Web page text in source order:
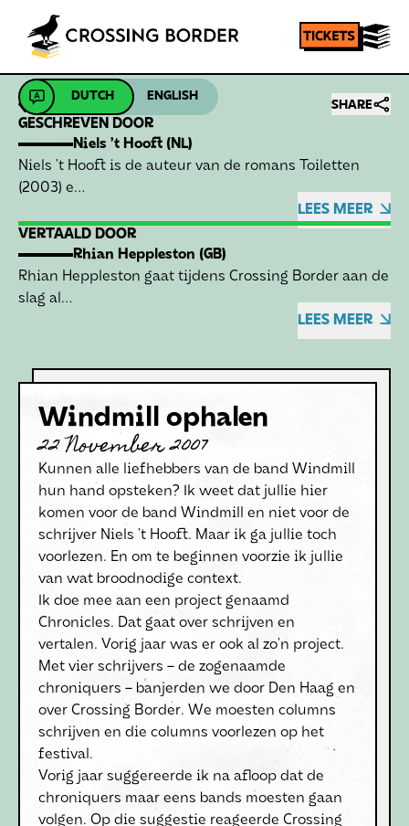
Homepage SHARE
DUTCH ENGLISH
GESCHREVEN DOOR
Niels ’t Hooft (NL)
Niels ’t Hooft is de auteur van de romans Toiletten
(2003) e…
LEES MEER
VERTAALD DOOR
Rhian Heppleston (GB)
Rhian Heppleston gaat tijdens Crossing Border aan de
slag al…
LEES MEER
Windmill ophalen
22 November 2007
Kunnen alle liefhebbers van de band Windmill
hun hand opsteken? Ik weet dat jullie hier
komen voor de band Windmill en niet voor de
schrijver Niels ’t Hooft. Maar ik ga jullie toch
voorlezen. En om te beginnen voorzie ik jullie
van wat broodnodige context.
Ik doe mee aan een project genaamd
Chronicles. Dat gaat over schrijven en
vertalen. Vorig jaar was er ook al zo’n project.
Met vier schrijvers – de zogenaamde
chroniquers – banjerden we door Den Haag en
over Crossing Border. We moesten columns
schrijven en die columns voorlezen op het
festival.
Vorig jaar suggereerde ik na afloop dat de
chroniquers maar eens bands moesten gaan
volgen. Op die suggestie reageerde Crossing